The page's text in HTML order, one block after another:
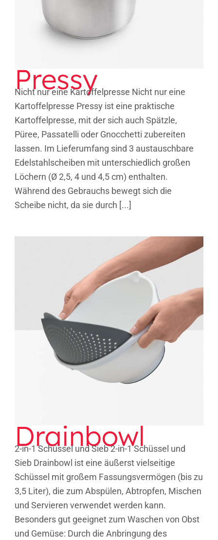
Pressy
Nicht nur eine Kartoffelpresse Nicht nur eine
Kartoffelpresse Pressy ist eine praktische
Kartoffelpresse, mit der sich auch Spätzle,
Püree, Passatelli oder Gnocchetti zubereiten
lassen. Im Lieferumfang sind 3 austauschbare
Edelstahlscheiben mit unterschiedlich großen
Löchern (Ø 2,5, 4 und 4,5 cm) enthalten.
Während des Gebrauchs bewegt sich die
Scheibe nicht, da sie durch [...]
Drainbowl
Drainbowl
2-in-1 Schüssel und Sieb 2-in-1 Schüssel und
Sieb Drainbowl ist eine äußerst vielseitige
Schüssel mit großem Fassungsvermögen (bis zu
3,5 Liter), die zum Abspülen, Abtropfen, Mischen
und Servieren verwendet werden kann.
Besonders gut geeignet zum Waschen von Obst
und Gemüse: Durch die Anbringung des